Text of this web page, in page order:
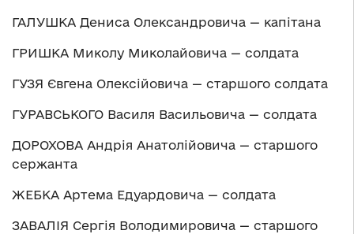
ГАЛУШКА Дениса Олександровича — капітана
ГРИШКА Миколу Миколайовича — солдата
ГУЗЯ Євгена Олексійовича — старшого солдата
ГУРАВСЬКОГО Василя Васильовича — солдата
ДОРОХОВА Андрія Анатолійовича — старшого
сержанта
ЖЕБКА Артема Едуардовича — солдата
ЗАВАЛІЯ Сергія Володимировича — старшого